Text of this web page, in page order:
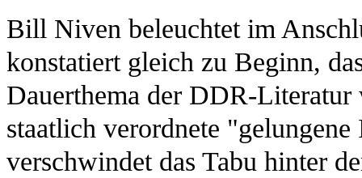
Bill Niven beleuchtet im
konstatiert gleich zu Beginn,
Dauerthema der DDR-
staatlich verordnete
verschwindet das Tabu hinter